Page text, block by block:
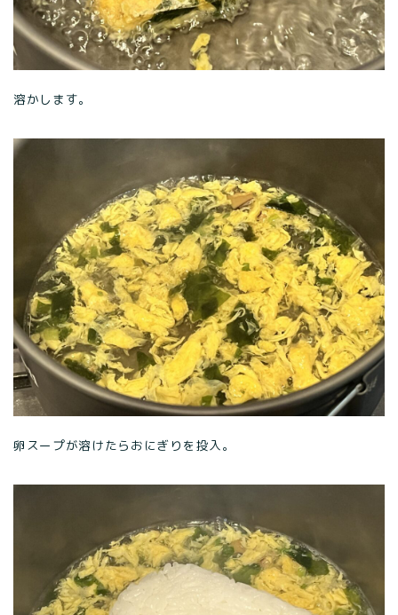
溶かします。
卵スープが溶けたらおにぎりを投入。